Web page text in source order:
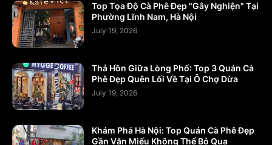
Top Tọa Độ Cà Phê Đẹp "Gây Nghiện" Tại
Phường Lĩnh Nam, Hà Nội
July 19, 2026
Thả Hồn Giữa Lòng Phố: Top 3 Quán Cà
Phê Đẹp Quên Lối Về Tại Ô Chợ Dừa
July 19, 2026
Khám Phá Hà Nội: Top Quán Cà Phê Đẹp
Gần Văn Miếu Không Thể Bỏ Qua